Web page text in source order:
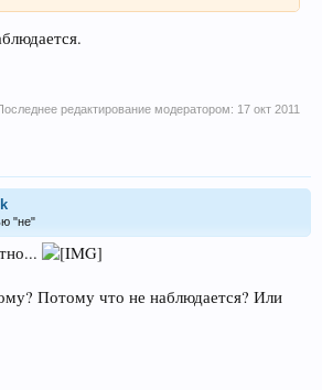
редактирование модератором: 17 окт 2011
"не"
Потому что не наблюдается? Или